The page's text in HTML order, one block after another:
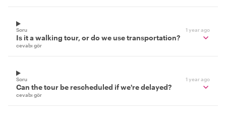
Soru 1 year ago
Is it a walking tour, or do we use transportation?
cevabı gör
Soru 1 year ago
Can the tour be rescheduled if we're delayed?
cevabı gör